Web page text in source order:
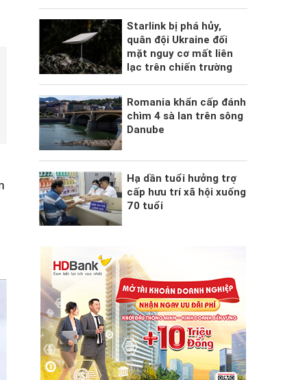
Starlink bị phá hủy,
quân đội Ukraine đối
mặt nguy cơ mất liên
lạc trên chiến trường
Romania khẩn cấp đánh
chìm 4 sà lan trên sông
Danube
Hạ dần tuổi hưởng trợ
cấp hưu trí xã hội xuống
70 tuổi